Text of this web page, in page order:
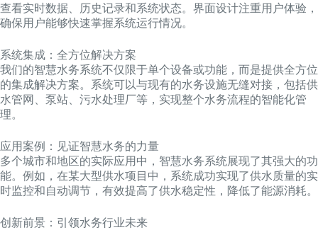
查看实时数据、历史记录和系统状态。界面设计注重用户体验，
确保用户能够快速掌握系统运行情况。
系统集成：全方位解决方案
我们的智慧水务系统不仅限于单个设备或功能，而是提供全方位
的集成解决方案。系统可以与现有的水务设施无缝对接，包括供
水管网、泵站、污水处理厂等，实现整个水务流程的智能化管
理。
应用案例：见证智慧水务的力量
多个城市和地区的实际应用中，智慧水务系统展现了其强大的功
能。例如，在某大型供水项目中，系统成功实现了供水质量的实
时监控和自动调节，有效提高了供水稳定性，降低了能源消耗。
创新前景：引领水务行业未来